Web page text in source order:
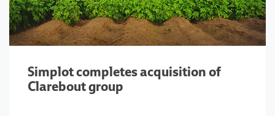
Simplot completes acquisition of
Clarebout group